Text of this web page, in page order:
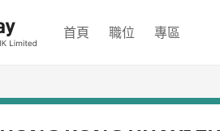
首頁 職位 專區